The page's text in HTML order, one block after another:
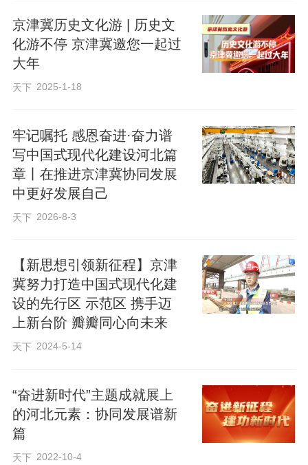
视频链接：
https://web.cmc.hebtv.com/cms/rmt0336_html/0/0rmhlm/qy/zhb/qwfb/123257
95.shtml
来源：河北广播电视台
京津冀历史文化游 | 历史文
化游不停 京津冀邀您一起过
大年
天下 2025-1-18
牢记嘱托 感恩奋进·奋力谱
写中国式现代化建设河北篇
章丨在推进京津冀协同发展
中更好发展自己
天下 2026-8-3
【新思想引领新征程】京津
冀努力打造中国式现代化建
设的先行区 示范区 携手迈
上新台阶 瓣瓣同心向未来
天下 2024-5-14
“奋进新时代”主题成就展上
的河北元素：​协同发展谱新
篇
天下 2022-10-4